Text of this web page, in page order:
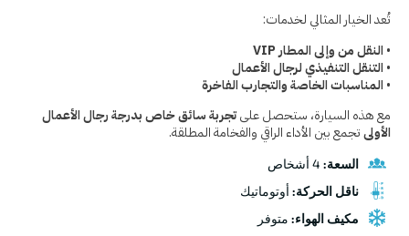
تُعد الخيار المثالي لخدمات:
• النقل من وإلى المطار VIP
• التنقل التنفيذي لرجال الأعمال
• المناسبات الخاصة والتجارب الفاخرة
مع هذه السيارة، ستحصل علىتجربة سائق خاص بدرجة رجال الأعمال
الأولىتجمع بين الأداء الراقي والفخامة المطلقة.
السعة: 4 أشخاص
ناقل الحركة: أوتوماتيك
مكيف الهواء: متوفر